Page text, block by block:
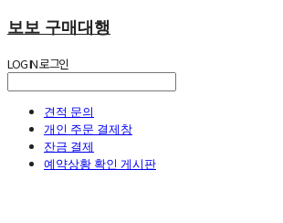
보보 구매대행
LOG IN로그인
견적 문의
개인 주문 결제창
잔금 결제
예약상황 확인 게시판